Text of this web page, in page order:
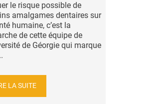
le risque possible de
amalgames dentaires sur
humaine, c’est la
de cette équipe de
de Géorgie qui marque
LA SUITE